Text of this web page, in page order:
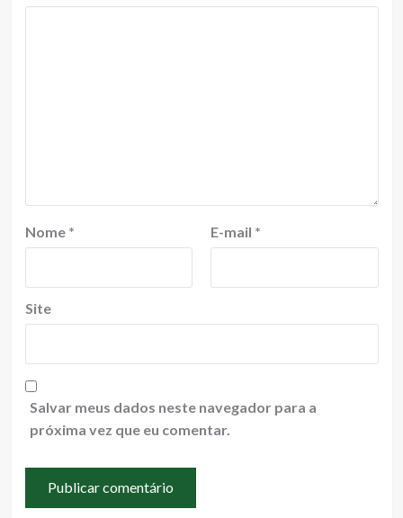
Nome * E-mail *
Site
Salvar meus dados neste navegador para a
próxima vez que eu comentar.